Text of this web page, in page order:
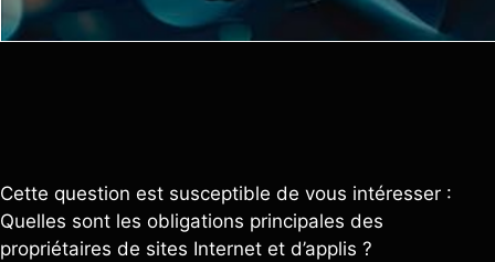
Cette question est susceptible de vous intéresser :
Quelles sont les obligations principales des
propriétaires de sites Internet et d’applis ?